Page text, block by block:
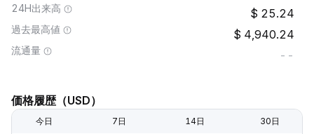
24H出来高 25.24
過去最高値 4,940.24
流通量 --
価格履歴（USD）
今日 7日 14日 30日